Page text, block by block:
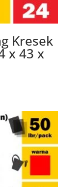
Kresek
x 43 x